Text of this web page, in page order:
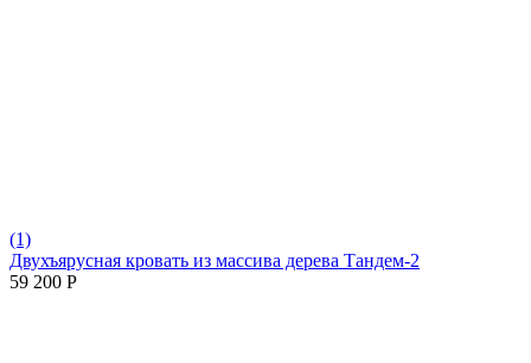
(1)
Двухъярусная кровать из массива дерева Тандем-2
59 200 Р